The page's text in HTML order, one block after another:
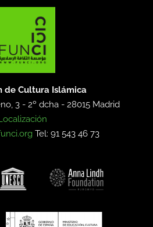
de Cultura Islámica
3 - 2º dcha -28015 Madrid
Tel: 91 543 46 73